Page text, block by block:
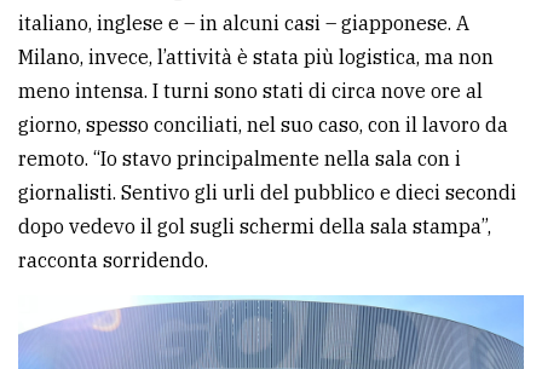
italiano, inglese e – in alcuni casi – giapponese. A
Milano, invece, l’attività è stata più logistica, ma non
meno intensa. I turni sono stati di circa nove ore al
giorno, spesso conciliati, nel suo caso, con il lavoro da
remoto. “Io stavo principalmente nella sala con i
giornalisti. Sentivo gli urli del pubblico e dieci secondi
dopo vedevo il gol sugli schermi della sala stampa”,
racconta sorridendo.